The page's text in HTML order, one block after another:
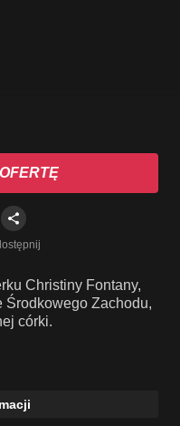
Christiny Fontany,
Środkowego Zachodu,
córki.